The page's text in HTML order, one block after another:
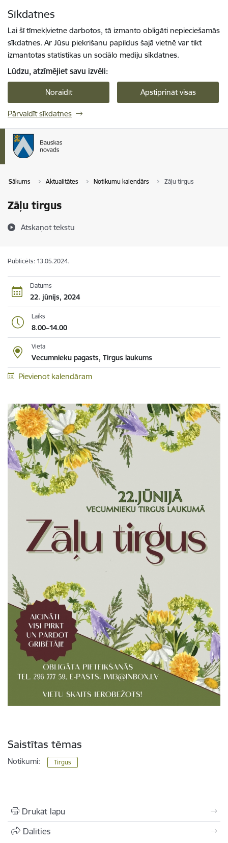
Sīkdatnes
Lai šī tīmekļvietne darbotos, tā izmanto obligāti nepieciešamās
sīkdatnes. Ar Jūsu piekrišanu papildus šajā vietnē var tikt
izmantotas statistikas un sociālo mediju sīkdatnes.
Lūdzu, atzīmējiet savu izvēli:
Noraidīt Apstiprināt visas
Pārvaldīt sīkdatnes
Sākums Aktualitātes Notikumu kalendārs Zāļu tirgus
Zāļu tirgus
Atskaņot tekstu
Publicēts: 13.05.2024.
Datums
22. jūnijs, 2024
Laiks
8.00–14.00
Vieta
Vecumnieku pagasts, Tirgus laukums
Pievienot kalendāram
Saistītas tēmas
Notikumi: Tirgus
Drukāt lapu
Dalīties